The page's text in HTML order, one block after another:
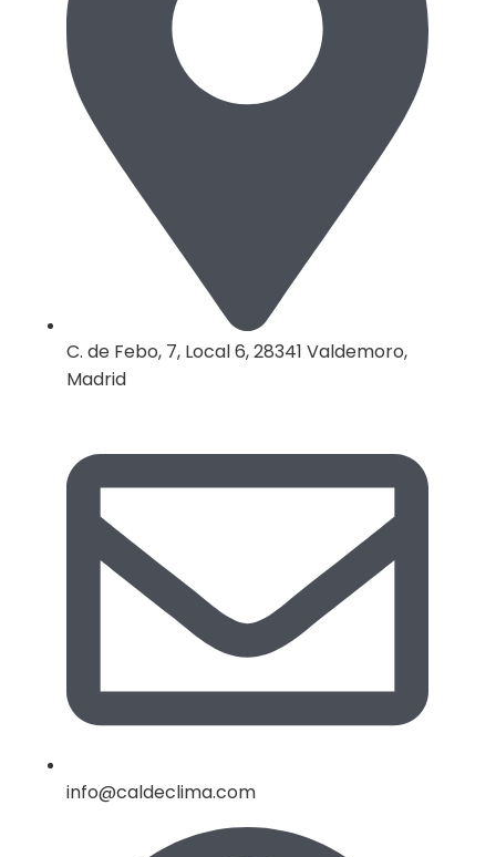
C. de Febo, 7, Local 6, 28341 Valdemoro,
Madrid
info@caldeclima.com